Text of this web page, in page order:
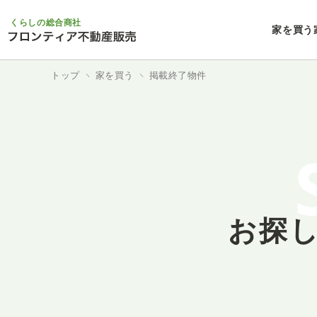
くらしの総合商社
家を買う
トップ 家を買う 掲載終了物件
お探